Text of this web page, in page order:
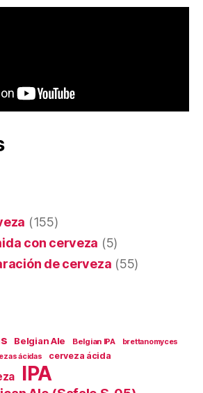
(155)
con cerveza (5)
de cerveza (55)
Belgian Ale Belgian IPA brettanomyces
ácidas cerveza ácida
IPA